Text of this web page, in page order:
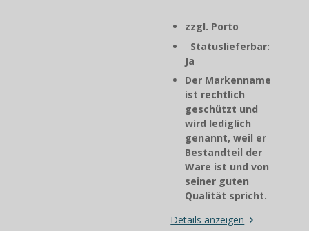
zzgl. Porto
Statuslieferbar:
Ja
Der Markenname
ist rechtlich
geschützt und
wird lediglich
genannt, weil er
Bestandteil der
Ware ist und von
seiner guten
Qualität spricht.
Details anzeigen